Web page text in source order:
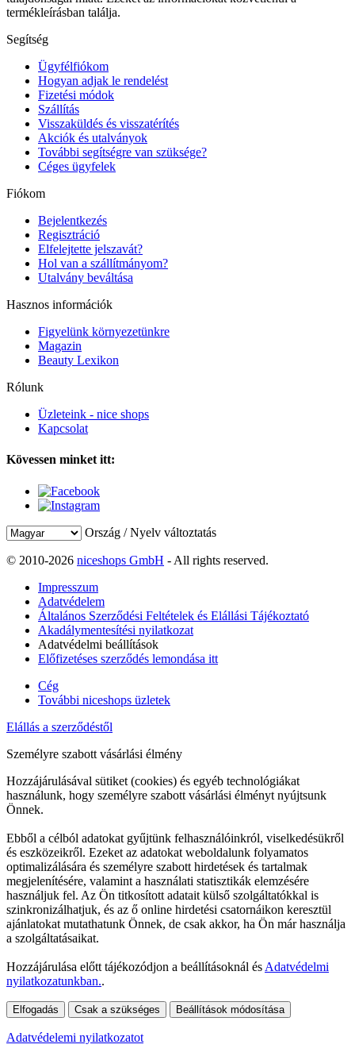
termékleírásban találja.
Segítség
Ügyfélfiókom
Hogyan adjak le rendelést
Fizetési módok
Szállítás
Visszaküldés és visszatérítés
Akciók és utalványok
További segítségre van szüksége?
Céges ügyfelek
Fiókom
Bejelentkezés
Regisztráció
Elfelejtette jelszavát?
Hol van a szállítmányom?
Utalvány beváltása
Hasznos információk
Figyelünk környezetünkre
Magazin
Beauty Lexikon
Rólunk
Üzleteink - nice shops
Kapcsolat
Kövessen minket itt:
Ország / Nyelv változtatás
© 2010-2026 niceshops GmbH - All rights reserved.
Impresszum
Adatvédelem
Általános Szerződési Feltételek és Elállási Tájékoztató
Akadálymentesítési nyilatkozat
Adatvédelmi beállítások
Előfizetéses szerződés lemondása itt
Cég
További niceshops üzletek
Elállás a szerződéstől
Személyre szabott vásárlási élmény
Hozzájárulásával sütiket (cookies) és egyéb technológiákat
használunk, hogy személyre szabott vásárlási élményt nyújtsunk
Önnek.
Ebből a célból adatokat gyűjtünk felhasználóinkról, viselkedésükről
és eszközeikről. Ezeket az adatokat weboldalunk folyamatos
optimalizálására és személyre szabott hirdetések és tartalmak
megjelenítésére, valamint a használati statisztikák elemzésére
használjuk fel. Az Ön titkosított adatait külső szolgáltatókkal is
szinkronizálhatjuk, és az ő online hirdetési csatornáikon keresztül
ajánlatokat mutathatunk Önnek, de csak akkor, ha Ön már használja
a szolgáltatásaikat.
Hozzájárulása előtt tájékozódjon a beállításoknál és Adatvédelmi
nyilatkozatunkban..
Elfogadás Csak a szükséges Beállítások módosítása
Adatvédelemi nyilatkozatot